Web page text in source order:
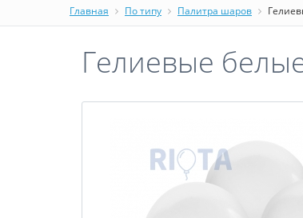
Главная По типу Палитра шаров
Гелиевые